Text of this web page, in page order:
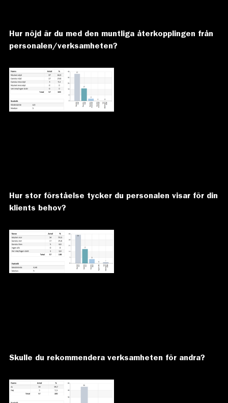
Hur nöjd är du med den muntliga återkopplingen från
personalen/verksamheten?
Hur stor förståelse tycker du personalen visar för din
klients behov?
Skulle du rekommendera verksamheten för andra?